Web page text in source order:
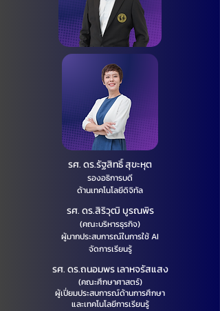
รศ. ดร.รัฐสิทธิ์ สุขะหุต
รองอธิการบดี​
ด้านเทคโนโลยีดิจิทัล
รศ. ดร.สิริวุฒิ บูรณพิร
(คณะบริหารธุรกิจ)
ผู้มากประสบการณ์ในการใช้ AI
จัดการเรียนรู้
รศ. ดร.ถนอมพร เลาหจรัสแสง
(คณะศึกษาศาสตร์)
ผู้เปี่ยมประสบการณ์ด้านการศึกษา
และเทคโนโลยีการเรียนรู้